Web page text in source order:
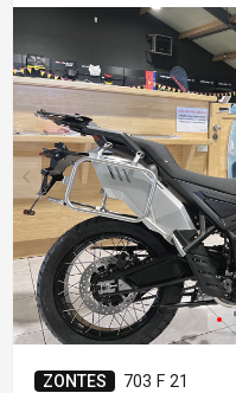
ZONTES 703 F 21